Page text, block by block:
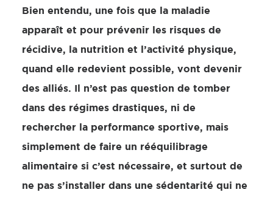
Bien entendu, une fois que la maladie
apparaît et pour prévenir les risques de
récidive, la nutrition et l’activité physique,
quand elle redevient possible, vont devenir
des alliés. Il n’est pas question de tomber
dans des régimes drastiques, ni de
rechercher la performance sportive, mais
simplement de faire un rééquilibrage
alimentaire si c’est nécessaire, et surtout de
ne pas s’installer dans une sédentarité qui ne